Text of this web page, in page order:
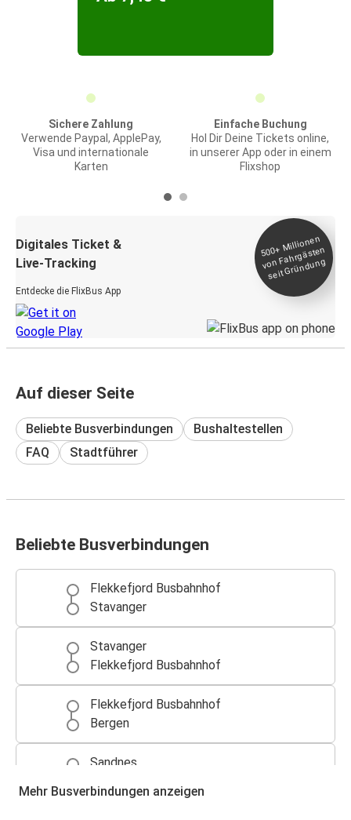
Sichere Zahlung
Verwende Paypal, ApplePay,
Visa und internationale
Karten
Einfache Buchung
Hol Dir Deine Tickets online,
in unserer App oder in einem
Flixshop
Digitales Ticket &
Live-Tracking
Entdecke die FlixBus App
500+
Millionen
von Fahrgästen
seit
Gründung
Auf dieser Seite
Beliebte Busverbindungen
Bushaltestellen
FAQ
Stadtführer
Beliebte Busverbindungen
Flekkefjord Busbahnhof
Stavanger
Stavanger
Flekkefjord Busbahnhof
Flekkefjord Busbahnhof
Bergen
Sandnes
Mehr Busverbindungen anzeigen